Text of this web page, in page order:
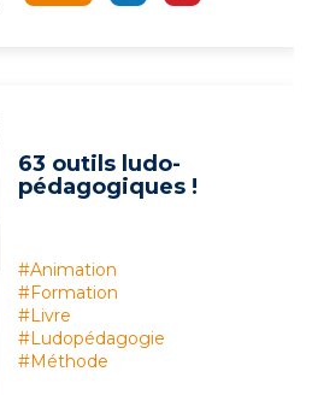
63 outils ludo-
pédagogiques !
#Animation
#Formation
#Livre
#Ludopédagogie
#Méthode